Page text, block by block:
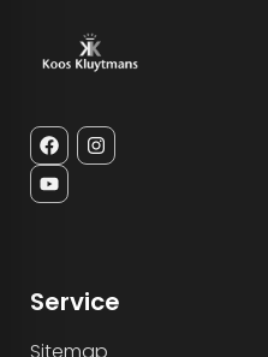
Service
Sitemap